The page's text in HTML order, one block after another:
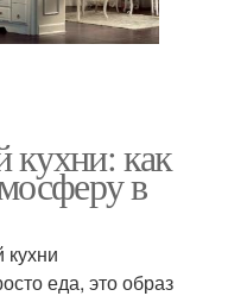
как
в
еда, это образ